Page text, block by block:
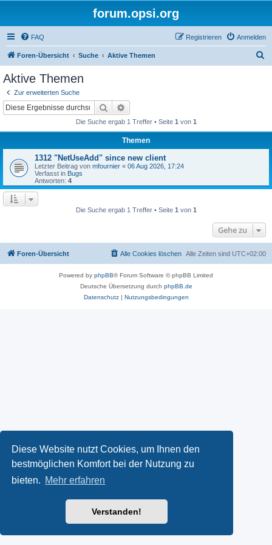
Diese Website nutzt Cookies, um Ihnen den
bestmöglichen Komfort bei der Nutzung zu
bieten. Mehr erfahren
Verstanden!
forum.opsi.org
FAQ Anmelden
Registrieren
Foren-Übersicht Suche Aktive Themen
Aktive Themen
Zur erweiterten Suche
Suche
Die Suche ergab 1 Treffer • Seite 1 von 1
Themen
1312 "NetUseAdd" since new client
Letzter Beitrag von mfournier « 06 Aug 2026, 17:24
Verfasst in Bugs
Antworten: 4
Die Suche ergab 1 Treffer • Seite 1 von 1
Gehe zu
Foren-Übersicht Alle Zeiten sind UTC+02:00
Alle Cookies löschen
Powered by phpBB® Forum Software © phpBB Limited
Deutsche Übersetzung durch phpBB.de
Datenschutz| Nutzungsbedingungen